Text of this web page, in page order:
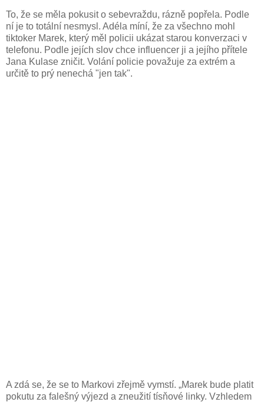
To, že se měla pokusit o sebevraždu, rázně popřela. Podle
ní je to totální nesmysl. Adéla míní, že za všechno mohl
tiktoker Marek, který měl policii ukázat starou konverzaci v
telefonu. Podle jejích slov chce influencer ji a jejího přítele
Jana Kulase zničit. Volání policie považuje za extrém a
určitě to prý nenechá "jen tak".
A zdá se, že se to Markovi zřejmě vymstí. „Marek bude platit
pokutu za falešný výjezd a zneužití tísňové linky. Vzhledem